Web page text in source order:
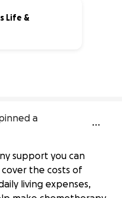
a
support you can
the costs of
living expenses,